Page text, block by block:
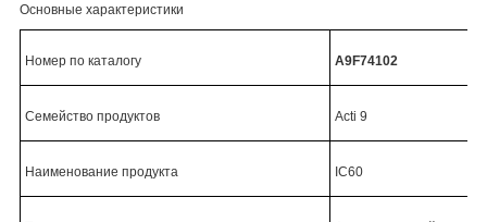
Основные характеристики
Номер по каталогу A9F74102
Семейство продуктов Acti 9
Наименование продукта IC60